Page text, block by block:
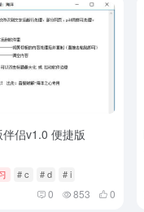
侣v1.0 便捷版
# c # d # i
0 853 0